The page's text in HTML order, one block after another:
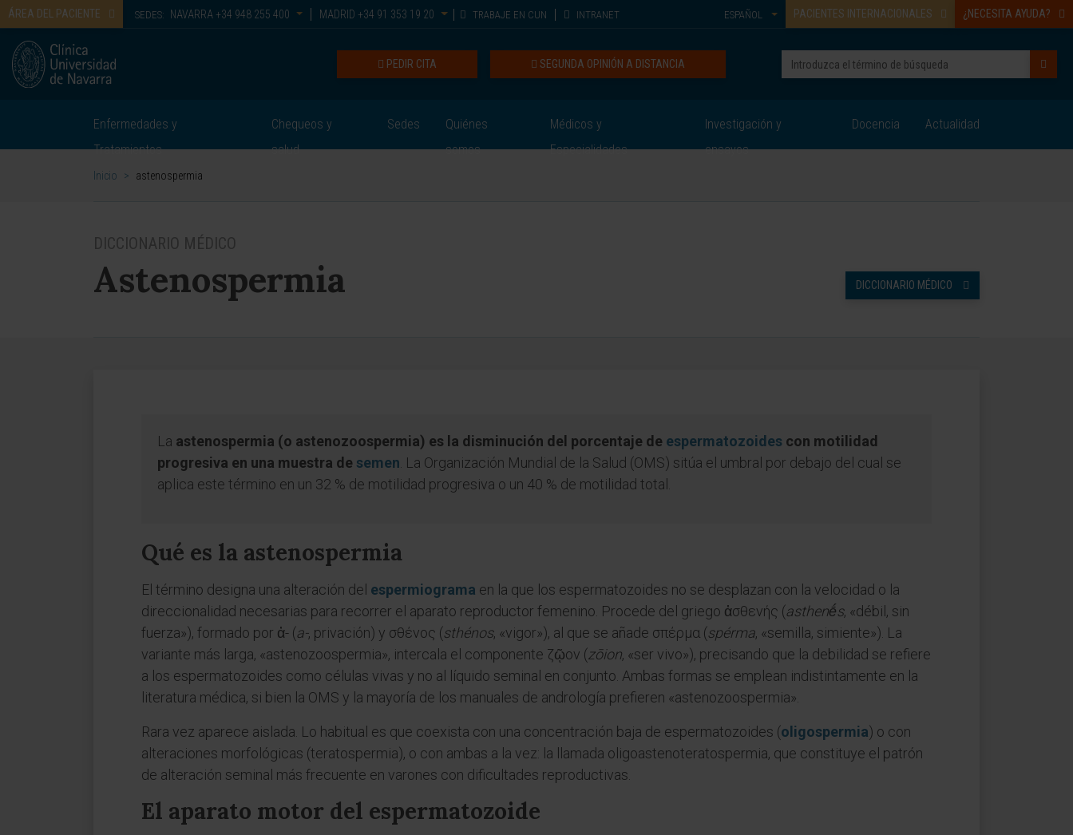
ÁREA DEL PACIENTE SEDES: NAVARRA +34 948 255 400 MADRID +34 91 353 19 20 TRABAJE EN CUN INTRANET PACIENTES INTERNACIONALES ¿NECESITA AYUDA?
ESPAÑOL
SEGUNDA OPINIÓN A DISTANCIA
PEDIR CITA
Enfermedades y
Tratamientos
Chequeos y
salud
Sedes
Quiénes
somos
Médicos y
Especialidades
Investigación y
ensayos
Docencia Actualidad
Inicio > astenospermia
DICCIONARIO MÉDICO
Astenospermia DICCIONARIO MÉDICO
La astenospermia (o astenozoospermia) es la disminución del porcentaje de espermatozoides con motilidad
progresiva en una muestra de semen . La Organización Mundial de la Salud (OMS) sitúa el umbral por debajo del cual se
aplica este término en un 32 % de motilidad progresiva o un 40 % de motilidad total.
Qué es la astenospermia
El término designa una alteración del espermiograma en la que los espermatozoides no se desplazan con la velocidad o la
direccionalidad necesarias para recorrer el aparato reproductor femenino. Procede del griego ἀσθενής (asthenḗs, «débil, sin
fuerza»), formado por ἀ- (a-, privación) y σθένος (sthénos, «vigor»), al que se añade σπέρμα (spérma, «semilla, simiente»). La
variante más larga, «astenozoospermia», intercala el componente ζῷον (zōion, «ser vivo»), precisando que la debilidad se refiere
a los espermatozoides como células vivas y no al líquido seminal en conjunto. Ambas formas se emplean indistintamente en la
literatura médica, si bien la OMS y la mayoría de los manuales de andrología prefieren «astenozoospermia».
Rara vez aparece aislada. Lo habitual es que coexista con una concentración baja de espermatozoides (oligospermia) o con
alteraciones morfológicas (teratospermia), o con ambas a la vez: la llamada oligoastenoteratospermia, que constituye el patrón
de alteración seminal más frecuente en varones con dificultades reproductivas.
El aparato motor del espermatozoide